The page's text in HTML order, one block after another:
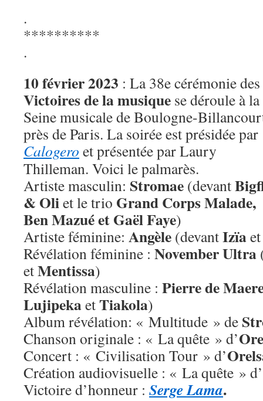
.
**********
.
10 février 2023 : La 38e cérémonie des
Victoires de la musique se déroule à la
Seine musicale de Boulogne-
près de Paris. La soirée est présidée par
Calogero et présentée par Laury
Thilleman. Voici le palmarès.
Artiste masculin: Stromae (devant
& Oliet le trio Grand Corps Malade,
Ben Mazué et Gaël Faye)
Artiste féminine: Angèle (devantIzïa
Révélation féminine : November Ultra
etMentissa)
Révélation masculine : Pierre de
LujipekaetTiakola)
Album révélation: « Multitude » de
Chanson originale : « La quête » d’
Concert : « Civilisation Tour » d’
Création audiovisuelle : « La quête » d’
Victoire d’honneur : Serge Lama.